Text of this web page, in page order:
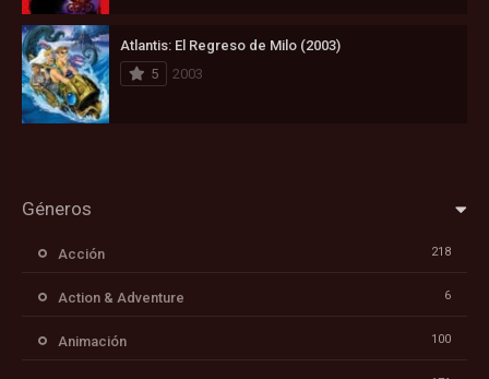
Atlantis: El Regreso de Milo (2003)
5
2003
Géneros
Acción 218
Action & Adventure 6
Animación 100